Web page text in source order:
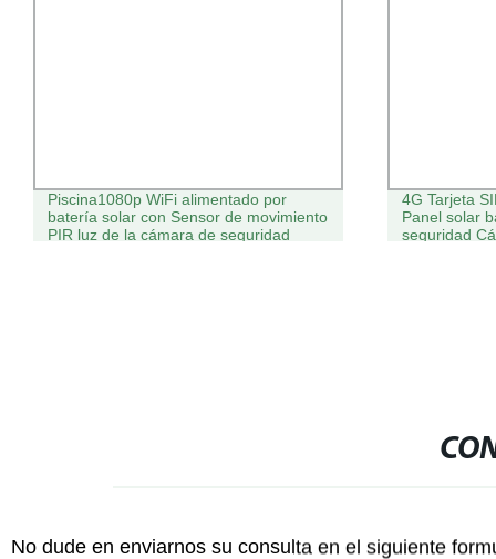
Piscina1080p WiFi alimentado por
batería solar con Sensor de movimiento
PIR luz de la cámara de seguridad
4G Tarjeta
Panel solar
seguridad
No dude en enviarnos su consulta en el siguiente